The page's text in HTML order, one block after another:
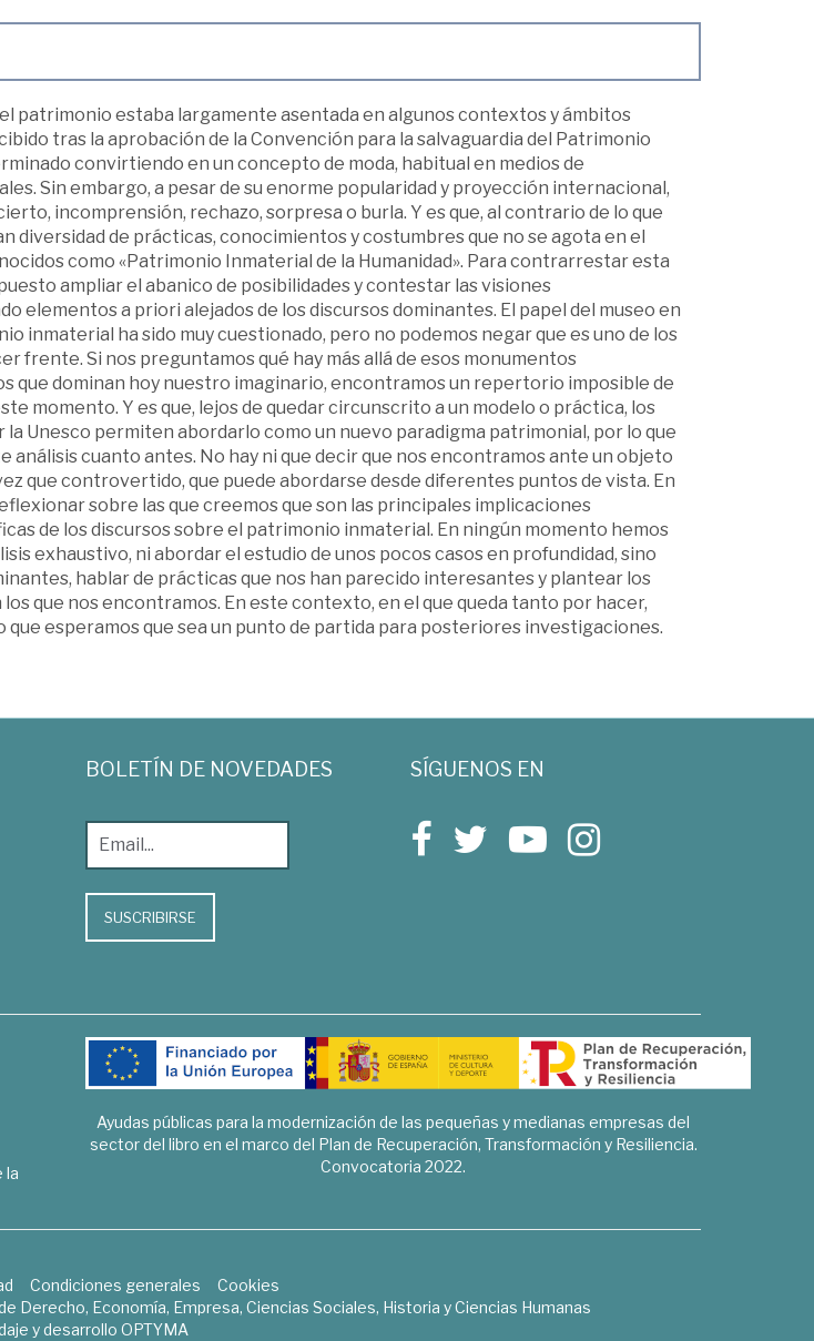
patrimonio estaba largamente asentada en algunos contextos y ámbitos
tras la aprobación de la Convención para la salvaguardia del Patrimonio
convirtiendo en un concepto de moda, habitual en medios de
Sin embargo, a pesar de su enorme popularidad y proyección internacional,
incomprensión, rechazo, sorpresa o burla. Y es que, al contrario de lo que
diversidad de prácticas, conocimientos y costumbres que no se agota en el
como «Patrimonio Inmaterial de la Humanidad». Para contrarrestar esta
ampliar el abanico de posibilidades y contestar las visiones
elementos a priori alejados de los discursos dominantes. El papel del museo en
inmaterial ha sido muy cuestionado, pero no podemos negar que es uno de los
frente. Si nos preguntamos qué hay más allá de esos monumentos
que dominan hoy nuestro imaginario, encontramos un repertorio imposible de
momento. Y es que, lejos de quedar circunscrito a un modelo o práctica, los
Unesco permiten abordarlo como un nuevo paradigma patrimonial, por lo que
análisis cuanto antes. No hay ni que decir que nos encontramos ante un objeto
que controvertido, que puede abordarse desde diferentes puntos de vista. En
sobre las que creemos que son las principales implicaciones
de los discursos sobre el patrimonio inmaterial. En ningún momento hemos
exhaustivo, ni abordar el estudio de unos pocos casos en profundidad, sino
hablar de prácticas que nos han parecido interesantes y plantear los
que nos encontramos. En este contexto, en el que queda tanto por hacer,
esperamos que sea un punto de partida para posteriores investigaciones.
BOLETÍN DE NOVEDADES
SUSCRIBIRSE
SÍGUENOS EN
la
Ayudas públicas para la modernización de las pequeñas y medianas empresas del
sector del libro en el marco del Plan de Recuperación, Transformación y Resiliencia.
Convocatoria 2022.
Condiciones generales
Cookies
Derecho, Economía, Empresa, Ciencias Sociales, Historia y Ciencias Humanas
y desarrollo OPTYMA